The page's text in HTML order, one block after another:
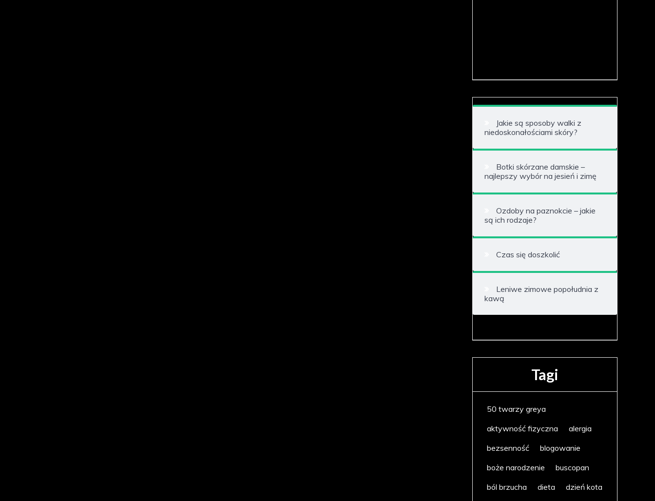
Jakie są sposoby walki z
niedoskonałościami skóry?
Botki skórzane damskie –
najlepszy wybór na jesień i zimę
Ozdoby na paznokcie – jakie
są ich rodzaje?
Czas się doszkolić
Leniwe zimowe popołudnia z
kawą
Tagi
50 twarzy greya
aktywność fizyczna
alergia
bezsenność
blogowanie
boże narodzenie
buscopan
ból brzucha
dieta
dzień kota